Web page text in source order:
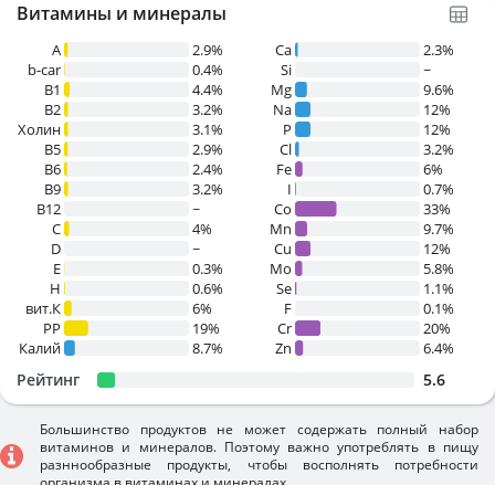
Витамины и минералы
A
2.9%
b-car
0.4%
В1
4.4%
B2
3.2%
Холин
3.1%
B5
2.9%
B6
2.4%
B9
3.2%
B12
~
C
4%
D
~
E
0.3%
H
0.6%
вит.К
6%
PP
19%
Калий
8.7%
Ca
2.3%
Si
~
Mg
9.6%
Na
12%
P
12%
Cl
3.2%
Fe
6%
I
0.7%
Co
33%
Mn
9.7%
Cu
12%
Mo
5.8%
Se
1.1%
F
0.1%
Cr
20%
Zn
6.4%
Рейтинг 5.6
Большинство продуктов не может содержать полный набор
витаминов и минералов. Поэтому важно употреблять в пищу
разннообразные продукты, чтобы восполнять потребности